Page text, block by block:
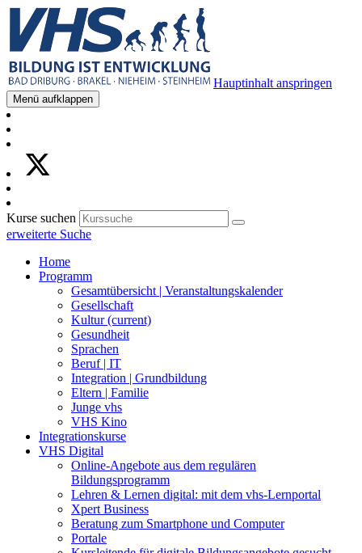
Hauptinhalt anspringen
Menü aufklappen
Kurse suchen
erweiterte Suche
Home
Programm
Gesamtübersicht | Veranstaltungskalender
Gesellschaft
Kultur(current)
Gesundheit
Sprachen
Beruf | IT
Integration | Grundbildung
Eltern | Familie
Junge vhs
VHS Kino
Integrationskurse
VHS Digital
Online-Angebote aus dem regulären
Bildungsprogramm
Lehren & Lernen digital: mit dem vhs-Lernportal
Xpert Business
Beratung zum Smartphone und Computer
Portale